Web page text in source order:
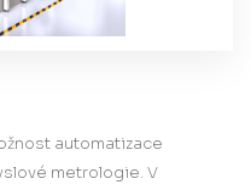
automatizace
metrologie. V